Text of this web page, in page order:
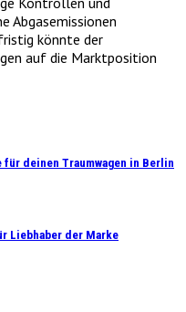
Abgasemissionen
könnte der
auf die Marktposition
deinen Traumwagen in Berlin
Liebhaber der Marke